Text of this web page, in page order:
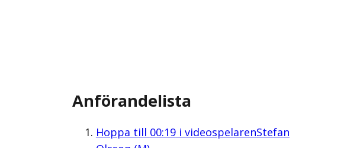
Anförandelista
Hoppa till 00:19i videospelarenStefan